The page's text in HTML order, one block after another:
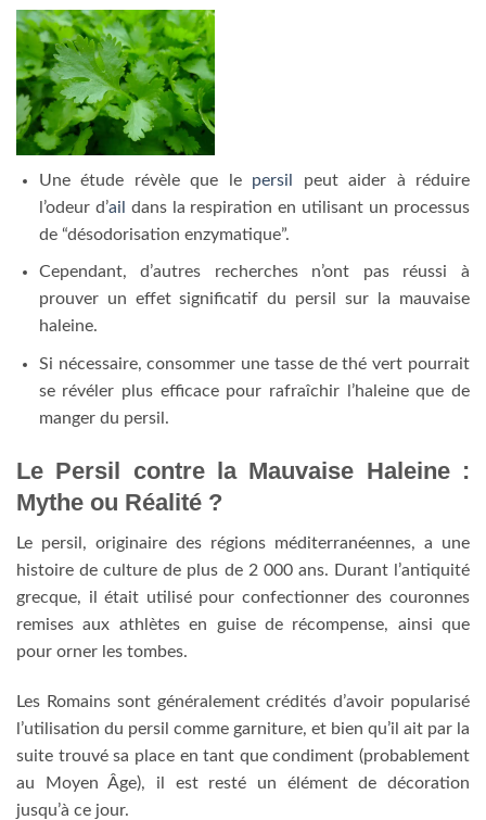
Une étude révèle que le persil
peut aider à réduire
l’odeur d’ail
dans la respiration en utilisant un processus
de “désodorisation enzymatique”.
Cependant, d’autres recherches n’ont pas réussi à
prouver un effet significatif du persil sur la mauvaise
haleine.
Si nécessaire, consommer une tasse de thé vert pourrait
se révéler plus efficace pour rafraîchir l’haleine que de
manger du persil.
Le Persil contre la Mauvaise Haleine :
Mythe ou Réalité ?
Le persil, originaire des régions méditerranéennes, a une
histoire de culture de plus de 2 000 ans. Durant l’antiquité
grecque, il était utilisé pour confectionner des couronnes
remises aux athlètes en guise de récompense, ainsi que
pour orner les tombes.
Les Romains sont généralement crédités d’avoir popularisé
l’utilisation du persil comme garniture, et bien qu’il ait par la
suite trouvé sa place en tant que condiment (probablement
au Moyen Âge), il est resté un élément de décoration
jusqu’à ce jour.